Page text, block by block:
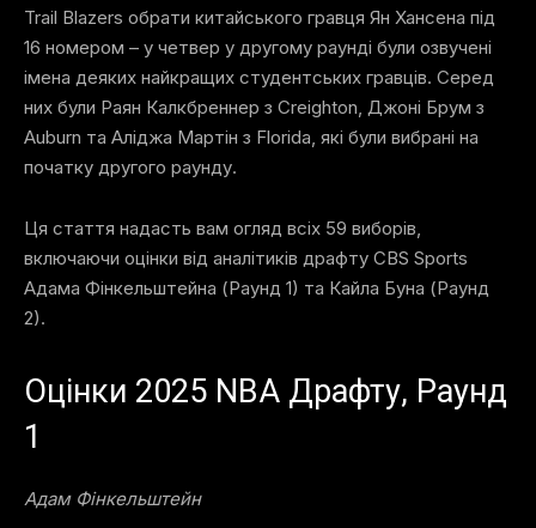
Trail Blazers обрати китайського гравця Ян Хансена під
16 номером – у четвер у другому раунді були озвучені
імена деяких найкращих студентських гравців. Серед
них були Раян Калкбреннер з Creighton, Джоні Брум з
Auburn та Аліджа Мартін з Florida, які були вибрані на
початку другого раунду.
Ця стаття надасть вам огляд всіх 59 виборів,
включаючи оцінки від аналітиків драфту CBS Sports
Адама Фінкельштейна (Раунд 1) та Кайла Буна (Раунд
2).
Оцінки 2025 NBA Драфту, Раунд
1
Адам Фінкельштейн